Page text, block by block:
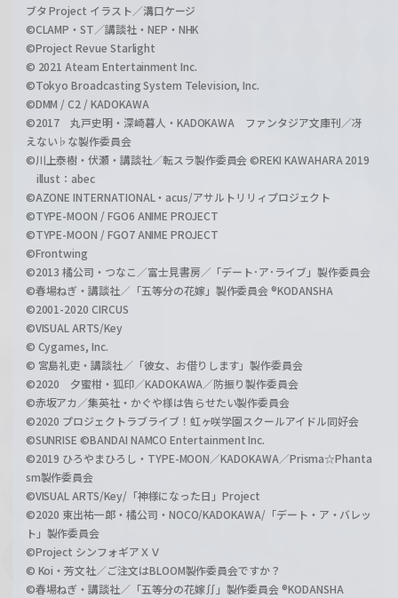
ブタ Project イラスト／溝口ケージ
©CLAMP・ST／講談社・NEP・NHK
©Project Revue Starlight
© 2021 Ateam Entertainment Inc.
©Tokyo Broadcasting System Television, Inc.
©DMM / C2 / KADOKAWA
©2017 丸戸史明・深崎暮人・KADOKAWA ファンタジア文庫刊／冴
えない♭な製作委員会
©川上泰樹・伏瀬・講談社／転スラ製作委員会 ©REKI KAWAHARA 2019
illust：abec
©AZONE INTERNATIONAL・acus/アサルトリリィプロジェクト
©TYPE-MOON / FGO6 ANIME PROJECT
©TYPE-MOON / FGO7 ANIME PROJECT
©Frontwing
©2013 橘公司・つなこ／富士見書房／「デート･ア･ライブ」製作委員会
©春場ねぎ・講談社／「五等分の花嫁」製作委員会 ®KODANSHA
©2001-2020 CIRCUS
©VISUAL ARTS/Key
© Cygames, Inc.
© 宮島礼吏・講談社／「彼女、お借りします」製作委員会
©2020 夕蜜柑・狐印／KADOKAWA／防振り製作委員会
©赤坂アカ／集英社・かぐや様は告らせたい製作委員会
©2020 プロジェクトラブライブ！虹ヶ咲学園スクールアイドル同好会
©SUNRISE ©BANDAI NAMCO Entertainment Inc.
©2019 ひろやまひろし・TYPE-MOON／KADOKAWA／Prisma☆Phanta
sm製作委員会
©VISUAL ARTS/Key/「神様になった日」Project
©2020 東出祐一郎・橘公司・NOCO/KADOKAWA/「デート・ア・バレッ
ト」製作委員会
©Project シンフォギアＸＶ
© Koi・芳文社／ご注文はBLOOM製作委員会ですか？
©春場ねぎ・講談社／「五等分の花嫁∬」製作委員会 ®KODANSHA